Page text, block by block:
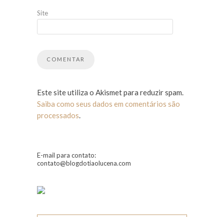
Site
Este site utiliza o Akismet para reduzir spam.
Saiba como seus dados em comentários são
processados.
E-mail para contato:
contato@blogdotiaolucena.com